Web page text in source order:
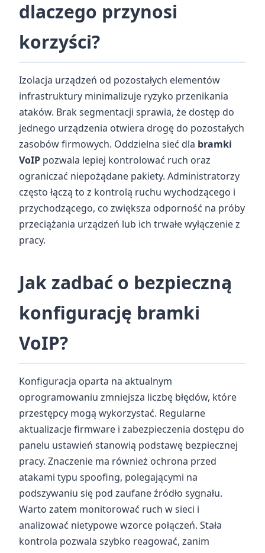
dlaczego przynosi
korzyści?
Izolacja urządzeń od pozostałych elementów
infrastruktury minimalizuje ryzyko przenikania
ataków. Brak segmentacji sprawia, że dostęp do
jednego urządzenia otwiera drogę do pozostałych
zasobów firmowych. Oddzielna sieć dla bramki
VoIP pozwala lepiej kontrolować ruch oraz
ograniczać niepożądane pakiety. Administratorzy
często łączą to z kontrolą ruchu wychodzącego i
przychodzącego, co zwiększa odporność na próby
przeciążania urządzeń lub ich trwałe wyłączenie z
pracy.
Jak zadbać o bezpieczną
konfigurację bramki
VoIP?
Konfiguracja oparta na aktualnym
oprogramowaniu zmniejsza liczbę błędów, które
przestępcy mogą wykorzystać. Regularne
aktualizacje firmware i zabezpieczenia dostępu do
panelu ustawień stanowią podstawę bezpiecznej
pracy. Znaczenie ma również ochrona przed
atakami typu spoofing, polegającymi na
podszywaniu się pod zaufane źródło sygnału.
Warto zatem monitorować ruch w sieci i
analizować nietypowe wzorce połączeń. Stała
kontrola pozwala szybko reagować, zanim